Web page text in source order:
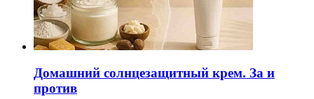
Домашний солнцезащитный крем. За и
против